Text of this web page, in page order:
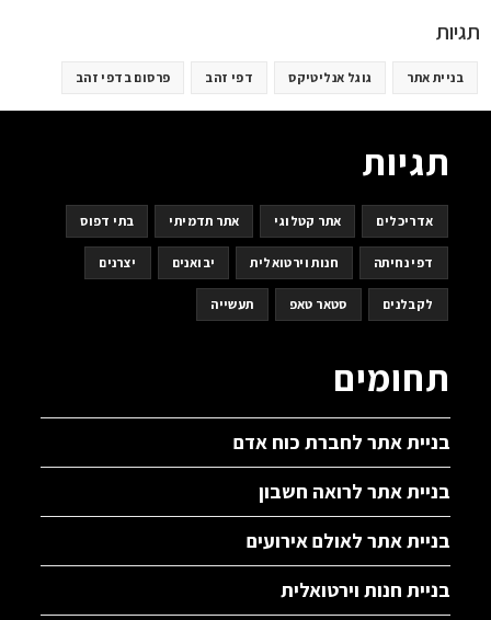
תגיות
בניית אתר גוגל אנליטיקס דפי זהב פרסום בדפי זהב
תגיות
אדריכלים אתר קטלוגי אתר תדמיתי בתי דפוס
דפי נחיתה חנות וירטואלית יבואנים יצרנים
לקבלנים סטאר טאפ תעשייה
תחומים
בניית אתר לחברת כוח אדם
בניית אתר לרואה חשבון
בניית אתר לאולם אירועים
בניית חנות וירטואלית